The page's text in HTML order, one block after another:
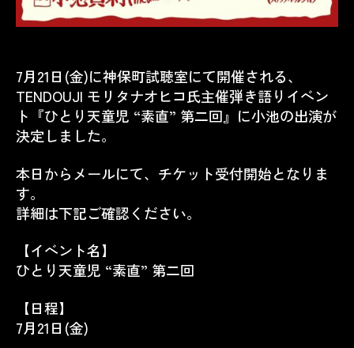
7月21日(金)に神保町試聴室にて開催される、
TENDOUJI モリタナオヒコ氏主催弾き語りイベン
ト『ひとり天童児 “素直” 第二回』に小池の出演が
決定しました。
本日からメールにて、チケット受付開始となりま
す。
詳細は下記ご確認ください。
【イベント名】
ひとり天童児 “素直” 第二回
【日程】
7月21日(金)